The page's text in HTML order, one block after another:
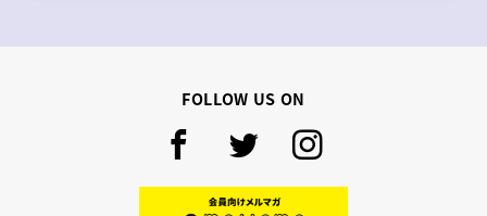
FOLLOW US ON
Facebook
TwitterInstagram